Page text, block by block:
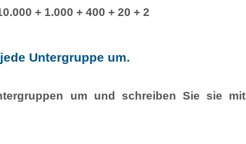
+ 1.000 + 400 + 20 + 2
Untergruppe um.
um und schreiben Sie sie mit